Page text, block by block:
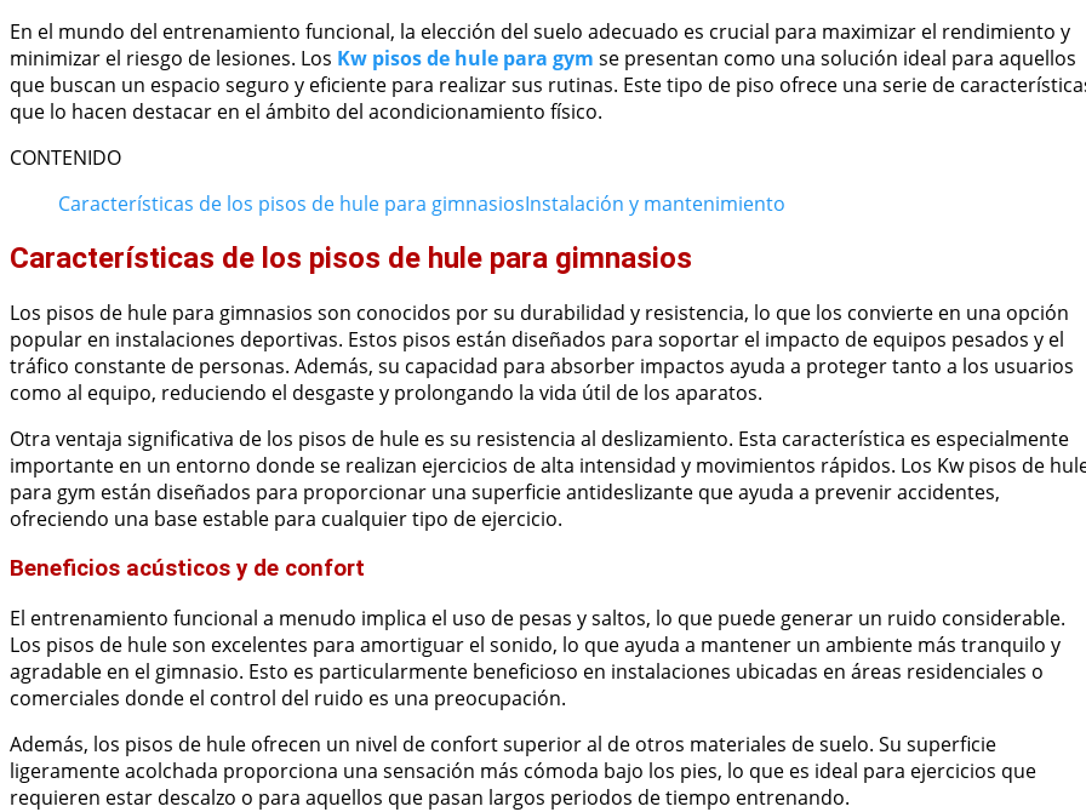
En el mundo del entrenamiento funcional, la elección del suelo adecuado es crucial para maximizar el rendimiento y
minimizar el riesgo de lesiones. Los Kw pisos de hule para gym se presentan como una solución ideal para aquellos
que buscan un espacio seguro y eficiente para realizar sus rutinas. Este tipo de piso ofrece una serie de
que lo hacen destacar en el ámbito del acondicionamiento físico.
CONTENIDO
Características de los pisos de hule para gimnasiosInstalación y mantenimiento
Características de los pisos de hule para gimnasios
Los pisos de hule para gimnasios son conocidos por su durabilidad y resistencia, lo que los convierte en una opción
popular en instalaciones deportivas. Estos pisos están diseñados para soportar el impacto de equipos pesados y el
tráfico constante de personas. Además, su capacidad para absorber impactos ayuda a proteger tanto a los usuarios
como al equipo, reduciendo el desgaste y prolongando la vida útil de los aparatos.
Otra ventaja significativa de los pisos de hule es su resistencia al deslizamiento. Esta característica es especialmente
importante en un entorno donde se realizan ejercicios de alta intensidad y movimientos rápidos. Los Kw pisos de
para gym están diseñados para proporcionar una superficie antideslizante que ayuda a prevenir accidentes,
ofreciendo una base estable para cualquier tipo de ejercicio.
Beneficios acústicos y de confort
El entrenamiento funcional a menudo implica el uso de pesas y saltos, lo que puede generar un ruido considerable.
Los pisos de hule son excelentes para amortiguar el sonido, lo que ayuda a mantener un ambiente más tranquilo y
agradable en el gimnasio. Esto es particularmente beneficioso en instalaciones ubicadas en áreas residenciales o
comerciales donde el control del ruido es una preocupación.
Además, los pisos de hule ofrecen un nivel de confort superior al de otros materiales de suelo. Su superficie
ligeramente acolchada proporciona una sensación más cómoda bajo los pies, lo que es ideal para ejercicios que
requieren estar descalzo o para aquellos que pasan largos periodos de tiempo entrenando.